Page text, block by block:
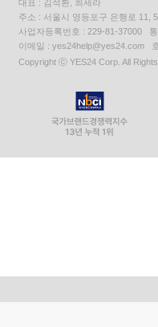
대표 : 김석환, 최세라
주소 : 서울시 영등포구 은행로 11,
사업자등록번호 : 229-81-37000
이메일 : yes24help@yes24.com
Copyright ⓒ YES24 Corp. All